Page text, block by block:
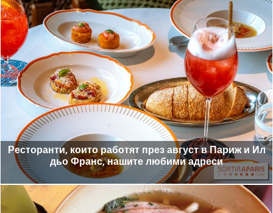
Ресторанти, които работят през август в Париж и Ил
дьо Франс, нашите любими адреси